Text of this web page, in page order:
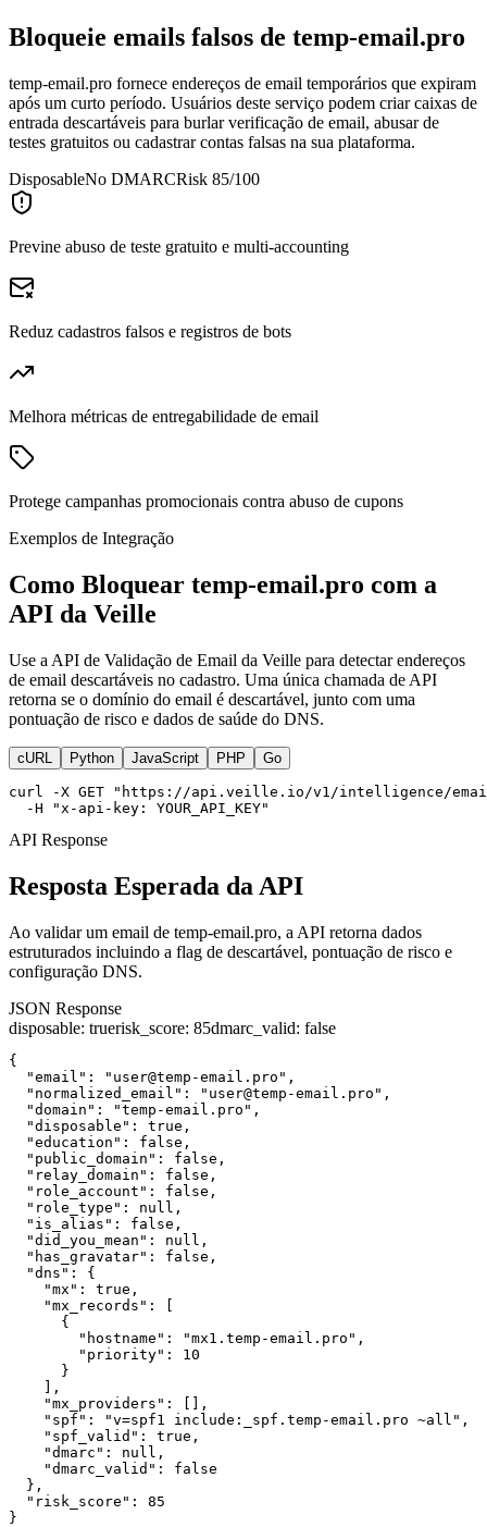
Bloqueie emails falsos de temp-email.pro
temp-email.pro fornece endereços de email temporários que expiram
após um curto período. Usuários deste serviço podem criar caixas de
entrada descartáveis para burlar verificação de email, abusar de
testes gratuitos ou cadastrar contas falsas na sua plataforma.
DisposableNo DMARCRisk 85/100
Previne abuso de teste gratuito e multi-accounting
Reduz cadastros falsos e registros de bots
Melhora métricas de entregabilidade de email
Protege campanhas promocionais contra abuso de cupons
Exemplos de Integração
Como Bloquear temp-email.pro com a
API da Veille
Use a API de Validação de Email da Veille para detectar endereços
de email descartáveis no cadastro. Uma única chamada de API
retorna se o domínio do email é descartável, junto com uma
pontuação de risco e dados de saúde do DNS.
cURL Python JavaScript PHP Go
curl -X GET "https://api.veille.io/v1/intelligence/
  -H "x-api-key: YOUR_API_KEY"
API Response
Resposta Esperada da API
Ao validar um email de temp-email.pro, a API retorna dados
estruturados incluindo a flag de descartável, pontuação de risco e
configuração DNS.
JSON Response
disposable: truerisk_score: 85dmarc_valid: false
{
  "email": "user@temp-email.pro",
  "normalized_email": "user@temp-email.pro",
  "domain": "temp-email.pro",
  "disposable": true,
  "education": false,
  "public_domain": false,
  "relay_domain": false,
  "role_account": false,
  "role_type": null,
  "is_alias": false,
  "did_you_mean": null,
  "has_gravatar": false,
  "dns": {
    "mx": true,
    "mx_records": [
      {
        "hostname": "mx1.temp-email.pro",
        "priority": 10
      }
    ],
    "mx_providers": [],
    "spf": "v=spf1 include:_spf.temp-email.pro ~all",
    "spf_valid": true,
    "dmarc": null,
    "dmarc_valid": false
  },
  "risk_score": 85
}